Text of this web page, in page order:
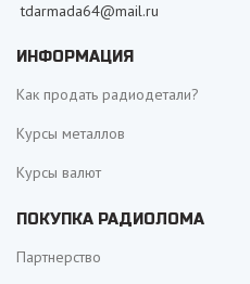
tdarmada64@mail.ru
ИНФОРМАЦИЯ
Как продать радиодетали?
Курсы металлов
Курсы валют
ПОКУПКА РАДИОЛОМА
Партнерство